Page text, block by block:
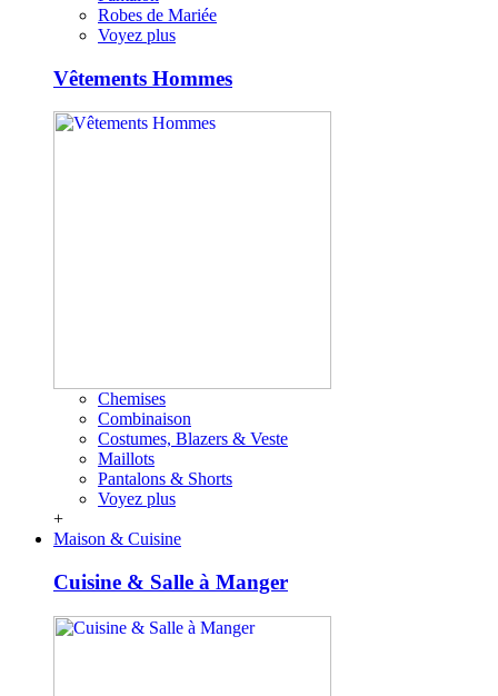
Robes de Mariée
Voyez plus
Vêtements Hommes
Chemises
Combinaison
Costumes, Blazers & Veste
Maillots
Pantalons & Shorts
Voyez plus
+
Maison & Cuisine
Cuisine & Salle à Manger